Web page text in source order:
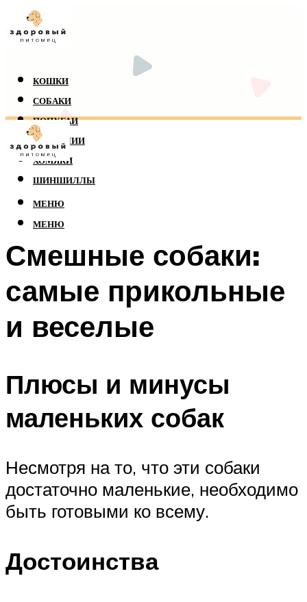
КОШКИ
СОБАКИ
ПОПУГАИ
РЕПТИЛИИ
ХОМЯКИ
ШИНШИЛЛЫ
МЕНЮ
МЕНЮ
Смешные собаки:
самые прикольные
и веселые
Плюсы и минусы
маленьких собак
Несмотря на то, что эти собаки
достаточно маленькие, необходимо
быть готовыми ко всему.
Достоинства